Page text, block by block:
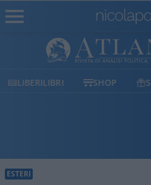
LIBERILIBRI SHOP
ESTERI